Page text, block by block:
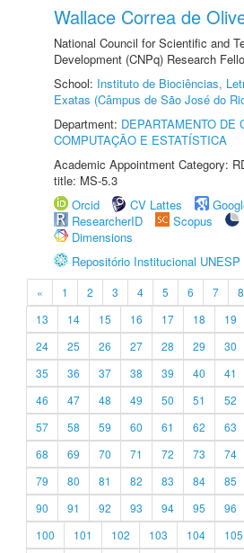
Wallace Correa de
National Council for Scientific and
Development (CNPq) Research
School: Instituto de Biociências,
Exatas (Câmpus de São José do
Department: DEPARTAMENTO DE
COMPUTAÇÃO E ESTATÍSTICA
Academic Appointment Category:
title: MS-5.3
Orcid
CV Lattes
ResearcherID
Scopus
Dimensions
Repositório Institucional UNESP
« 1 2 3 4 5 6 7 8
13
14 15 16 17 18 19
24
25 26 27 28 29 30
35
36 37 38 39 40 41
46
47 48 49 50 51 52
57
58 59 60 61 62 63
68
69 70 71 72 73 74
79
80 81 82 83 84 85
90
91 92 93 94 95 96
100
101 102 103 104 105